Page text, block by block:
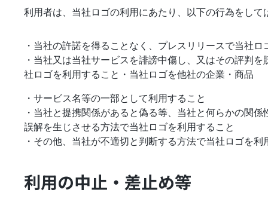
利用者は、当社ロゴの利用にあたり、以下の行為をして
・当社の許諾を得ることなく、プレスリリースで当社ロ
・当社又は当社サービスを誹謗中傷し、又はその評判
社ロゴを利用すること・当社ロゴを他社の企業・商品
・サービス名等の一部として利用すること
・当社と提携関係があると偽る等、当社と何らかの関
誤解を生じさせる方法で当社ロゴを利用すること
・その他、当社が不適切と判断する方法で当社ロゴを利
利用の中止・差止め等